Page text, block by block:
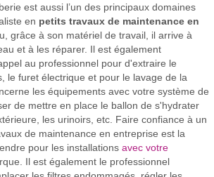
est aussi l’un des principaux domaines
en petits travaux de maintenance en
grâce à son matériel de travail, il arrive à
et à les réparer. Il est également
au professionnel pour d'extraire le
le furet électrique et pour le lavage de la
les équipements avec votre système de
de mettre en place le ballon de s'hydrater
les urinoirs, etc. Faire confiance à un
de maintenance en entreprise est la
pour les installations avec votre
Il est également le professionnel